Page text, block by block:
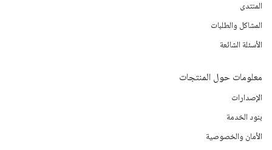
المنتدى
المشاكل والطلبات
الأسئلة الشائعة
معلومات حول المنتجات
الإصدارات
بنود الخدمة
الأمان والخصوصية